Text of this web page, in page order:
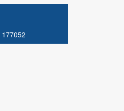
177052